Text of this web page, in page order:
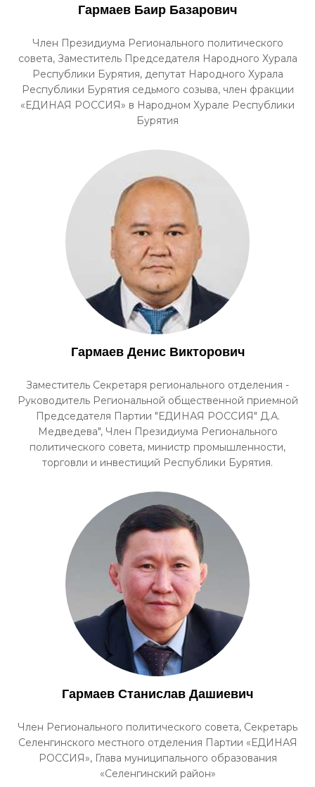
Гармаев Баир Базарович
Член Президиума Регионального политического
совета, Заместитель Председателя Народного Хурала
Республики Бурятия, депутат Народного Хурала
Республики Бурятия седьмого созыва, член фракции
«ЕДИНАЯ РОССИЯ» в Народном Хурале Республики
Бурятия
Гармаев Денис Викторович
Заместитель Секретаря регионального отделения -
Руководитель Региональной общественной приемной
Председателя Партии "ЕДИНАЯ РОССИЯ" Д.А.
Медведева", Член Президиума Регионального
политического совета, министр промышленности,
торговли и инвестиций Республики Бурятия.
Гармаев Станислав Дашиевич
Член Регионального политического совета, Секретарь
Селенгинского местного отделения Партии «ЕДИНАЯ
РОССИЯ», Глава муниципального образования
«Селенгинский район»